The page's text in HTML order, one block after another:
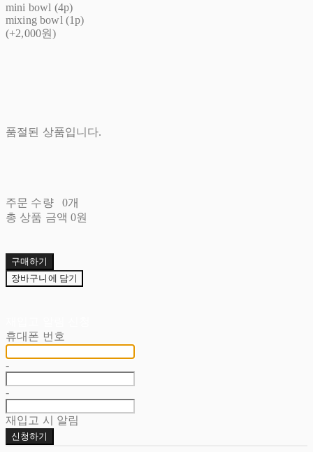
mini bowl (4p)
mixing bowl (1p)
(+2,000원)
품절된 상품입니다.
주문 수량
0개
총 상품 금액 0원
구매하기
장바구니에 담기
휴대폰 번호
-
-
재입고 시 알림
신청하기